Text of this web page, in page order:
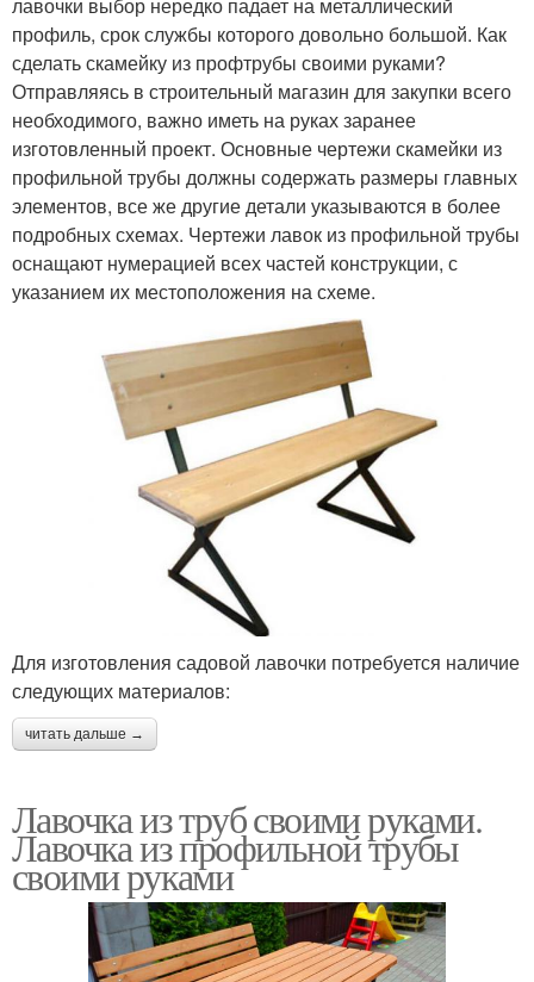
профиль, срок службы которого довольно большой. Как
сделать скамейку из профтрубы своими руками?
Отправляясь в строительный магазин для закупки всего
необходимого, важно иметь на руках заранее
изготовленный проект. Основные чертежи скамейки из
профильной трубы должны содержать размеры главных
элементов, все же другие детали указываются в более
подробных схемах. Чертежи лавок из профильной трубы
оснащают нумерацией всех частей конструкции, с
указанием их местоположения на схеме.
Для изготовления садовой лавочки потребуется наличие
следующих материалов:
читать дальше →
Лавочка из труб своими руками.
Лавочка из профильной трубы
своими руками